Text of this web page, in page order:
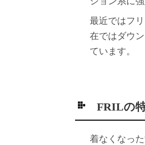
最近ではフ
在ではダウ
ています。
FRILの
着なくなっ